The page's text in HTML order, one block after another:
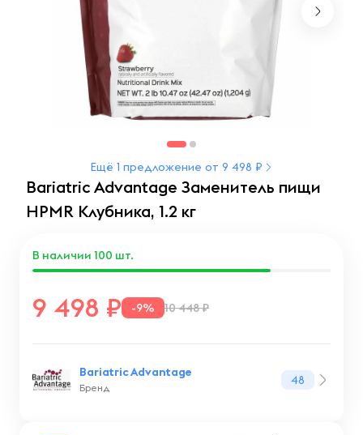
Ещё 1 предложение от 9 498 ₽
Bariatric Advantage Заменитель пищи
HPMR Клубника, 1.2 кг
9 498 -9% 10 448 ₽
В наличии 100 шт.
Bariatric Advantage
Бренд
48